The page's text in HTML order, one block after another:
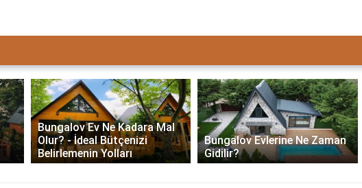
Bungalov Ev Ne Kadara Mal
Olur? - İdeal Bütçenizi
Belirlemenin Yolları
Bungalov Evlerine Ne Zaman
Gidilir?